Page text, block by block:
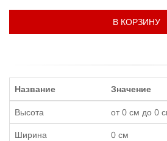
В КОРЗИНУ
Название
Значение
Высота
от 0 см до 0
Ширина
0 см